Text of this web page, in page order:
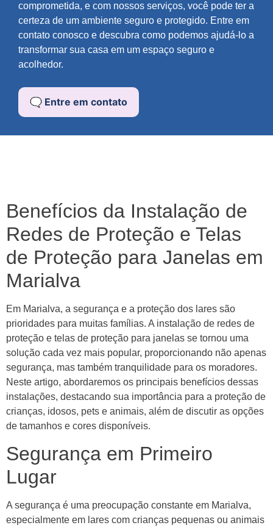
comprometida, e com nossos serviços, você pode ter a
certeza de um ambiente seguro e protegido. Entre em
contato conosco e descubra como podemos ajudá-lo a
transformar sua casa em um espaço seguro e
acolhedor.
🗨️ Entre em contato
Benefícios da Instalação de
Redes de Proteção e Telas
de Proteção para Janelas em
Marialva
Em Marialva, a segurança e a proteção dos lares são
prioridades para muitas famílias. A instalação de redes de
proteção e telas de proteção para janelas se tornou uma
solução cada vez mais popular, proporcionando não apenas
segurança, mas também tranquilidade para os moradores.
Neste artigo, abordaremos os principais benefícios dessas
instalações, destacando sua importância para a proteção de
crianças, idosos, pets e animais, além de discutir as opções
de tamanhos e cores disponíveis.
Segurança em Primeiro
Lugar
A segurança é uma preocupação constante em Marialva,
especialmente em lares com crianças pequenas ou animais